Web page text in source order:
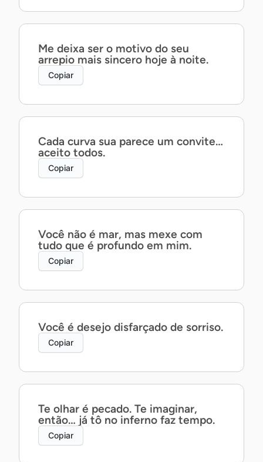
Me deixa ser o motivo do seu
arrepio mais sincero hoje à noite.
Copiar
Cada curva sua parece um convite…
aceito todos.
Copiar
Você não é mar, mas mexe com
tudo que é profundo em mim.
Copiar
Você é desejo disfarçado de sorriso.
Copiar
Te olhar é pecado. Te imaginar,
então… já tô no inferno faz tempo.
Copiar